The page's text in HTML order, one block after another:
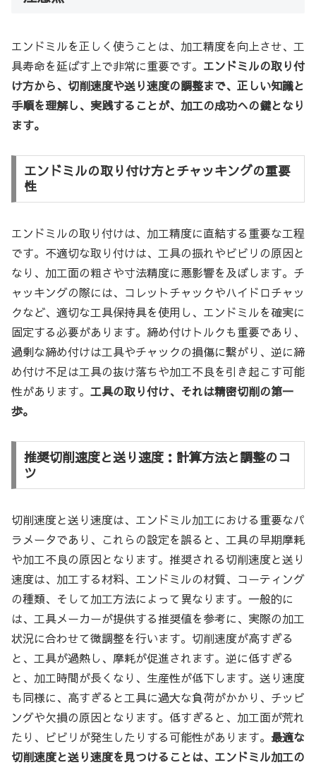
エンドミルを正しく使うことは、加工精度を向上させ、工
具寿命を延ばす上で非常に重要です。 エンドミルの取り付
け方から、切削速度や送り速度の調整まで、正しい知識と
手順を理解し、実践することが、加工の成功への鍵となり
ます。
エンドミルの取り付け方とチャッキングの重要
性
エンドミルの取り付けは、加工精度に直結する重要な工程
です。不適切な取り付けは、工具の振れやビビリの原因と
なり、加工面の粗さや寸法精度に悪影響を及ぼします。チ
ャッキングの際には、コレットチャックやハイドロチャッ
クなど、適切な工具保持具を使用し、エンドミルを確実に
固定する必要があります。締め付けトルクも重要であり、
過剰な締め付けは工具やチャックの損傷に繋がり、逆に締
め付け不足は工具の抜け落ちや加工不良を引き起こす可能
性があります。 工具の取り付け、それは精密切削の第一
歩。
推奨切削速度と送り速度：計算方法と調整のコ
ツ
切削速度と送り速度は、エンドミル加工における重要なパ
ラメータであり、これらの設定を誤ると、工具の早期摩耗
や加工不良の原因となります。推奨される切削速度と送り
速度は、加工する材料、エンドミルの材質、コーティング
の種類、そして加工方法によって異なります。一般的に
は、工具メーカーが提供する推奨値を参考に、実際の加工
状況に合わせて微調整を行います。切削速度が高すぎる
と、工具が過熱し、摩耗が促進されます。逆に低すぎる
と、加工時間が長くなり、生産性が低下します。送り速度
も同様に、高すぎると工具に過大な負荷がかかり、チッピ
ングや欠損の原因となります。低すぎると、加工面が荒れ
たり、ビビリが発生したりする可能性があります。 最適な
切削速度と送り速度を見つけることは、エンドミル加工の